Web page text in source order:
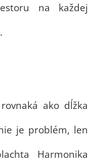
na každej
ako dĺžka
je problém, len
Harmonika